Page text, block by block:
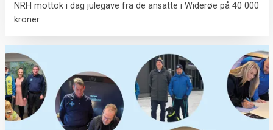
NRH mottok i dag julegave fra de ansatte i Widerøe på 40 000
kroner.